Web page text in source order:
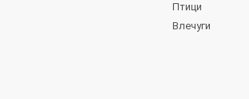
Птици
Влечуги